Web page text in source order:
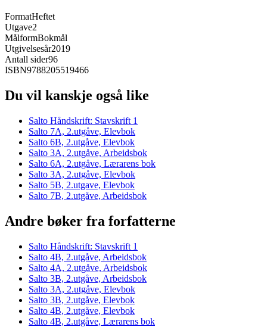
FormatHeftet
Utgave2
MålformBokmål
Utgivelsesår2019
Antall sider96
ISBN9788205519466
Du vil kanskje også like
Salto Håndskrift: Stavskrift 1
Salto 7A, 2.utgåve, Elevbok
Salto 6B, 2.utgåve, Elevbok
Salto 3A, 2.utgåve, Arbeidsbok
Salto 6A, 2.utgåve, Lærarens bok
Salto 3A, 2.utgåve, Elevbok
Salto 5B, 2.utgave, Elevbok
Salto 7B, 2.utgåve, Arbeidsbok
Andre bøker fra forfatterne
Salto Håndskrift: Stavskrift 1
Salto 4B, 2.utgåve, Arbeidsbok
Salto 4A, 2.utgåve, Arbeidsbok
Salto 3B, 2.utgåve, Arbeidsbok
Salto 3A, 2.utgåve, Elevbok
Salto 3B, 2.utgåve, Elevbok
Salto 4B, 2.utgåve, Elevbok
Salto 4B, 2.utgåve, Lærarens bok